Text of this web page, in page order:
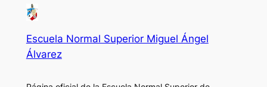
Escuela Normal Superior Miguel Ángel
Álvarez